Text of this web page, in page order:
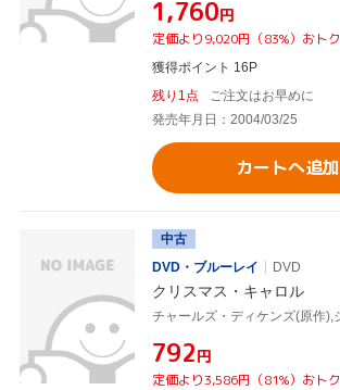
¥1,760円
定価より9,020円（83%）おトク
獲得ポイント 16P
残り1点
ご注文はお早めに
発売年月日：2004/03/25
カートへ追加
中古
DVD・ブルーレイ
DVD
クリスマス・キャロル
¥792円
定価より3,586円（81%）おトク